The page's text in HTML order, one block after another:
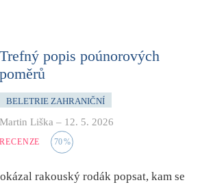
Trefný popis poúnorových
poměrů
BELETRIE ZAHRANIČNÍ
Martin Liška – 12. 5. 2026
RECENZE 70%
rakouský rodák popsat, kam se